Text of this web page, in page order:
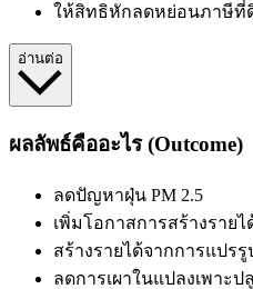
ให้สิทธิหักลดหย่อนภาษีที่ดิ
อ่านต่อ
ผลลัพธ์คืออะไร (Outcome)
ลดปัญหาฝุ่น PM 2.5
เพิ่มโอกาสการสร้างราย
สร้างรายได้จากการแปร
ลดการเผาในแปลงเพาะป